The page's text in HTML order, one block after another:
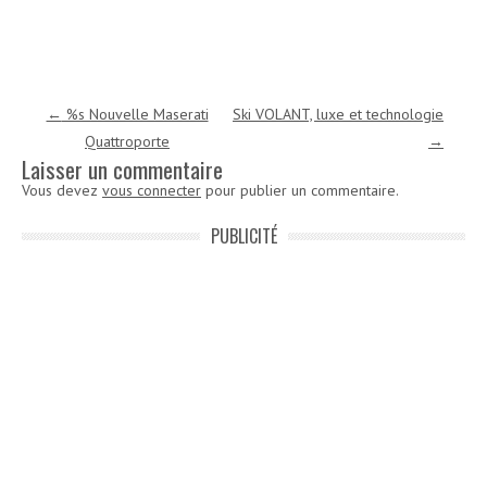
Navigation des articles
← %s Nouvelle Maserati
Quattroporte
Ski VOLANT, luxe et technologie
→
Laisser un commentaire
Vous devez vous connecter pour publier un commentaire.
PUBLICITÉ